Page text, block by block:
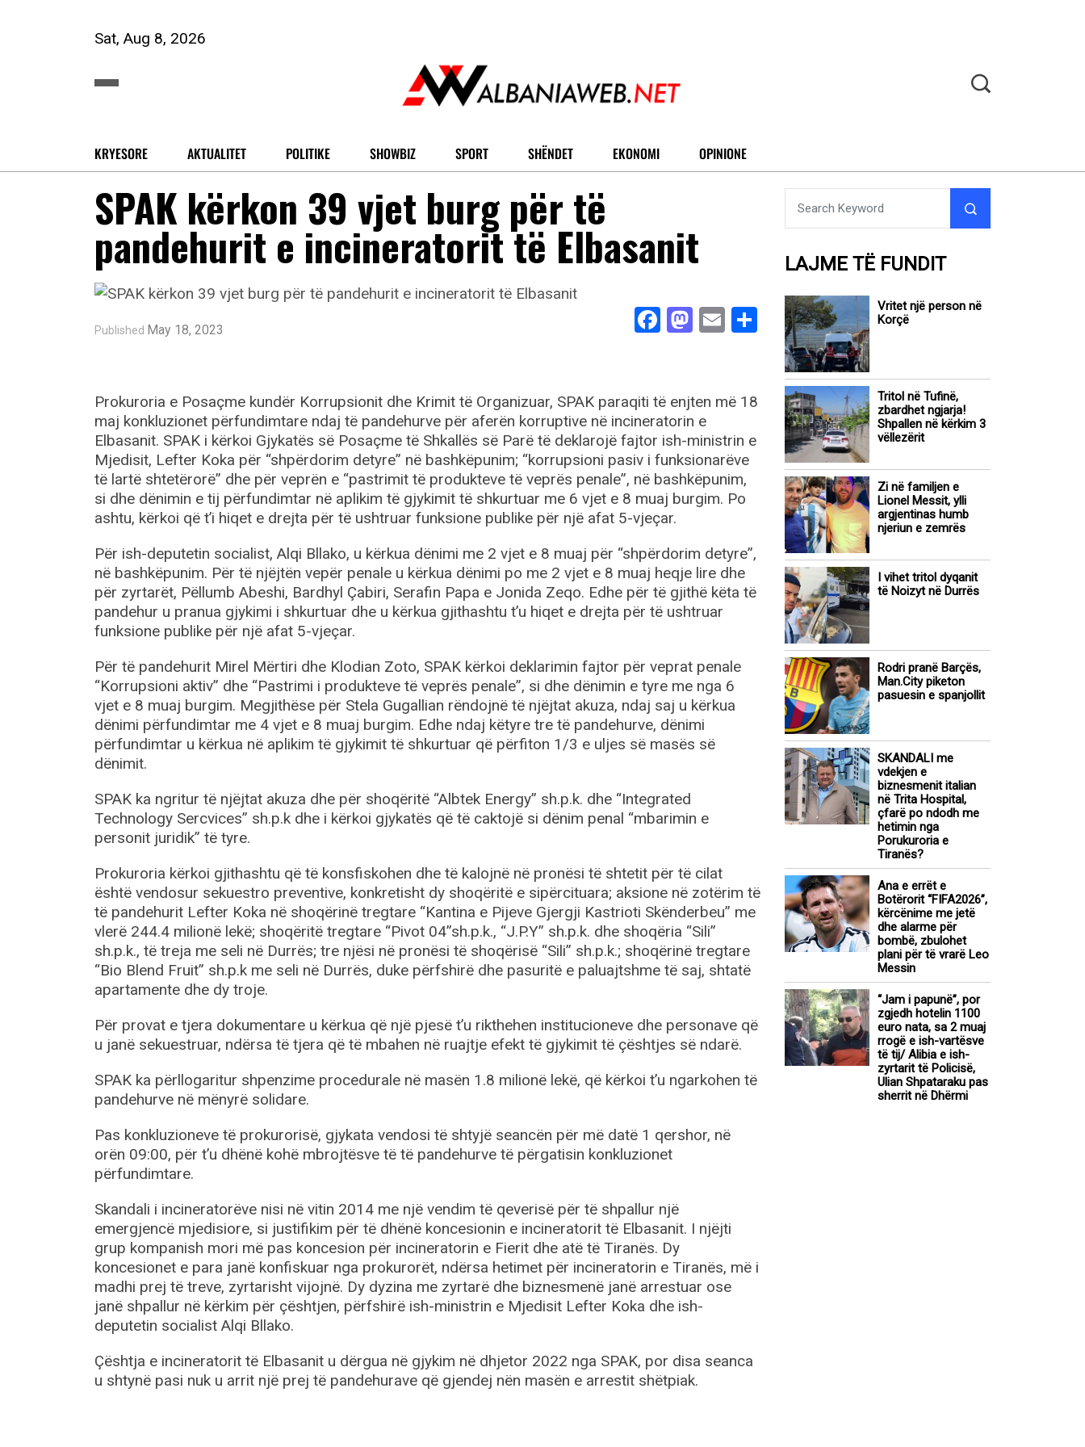
Sat, Aug 8, 2026
KRYESORE AKTUALITET POLITIKE SHOWBIZ SPORT SHËNDET EKONOMI OPINIONE
SPAK kërkon 39 vjet burg për të
pandehurit e incineratorit të Elbasanit
Published May 18, 2023 Facebook
Mastodon
EmailShare
Prokuroria e Posaçme kundër Korrupsionit dhe Krimit të Organizuar, SPAK paraqiti të enjten më 18
maj konkluzionet përfundimtare ndaj të pandehurve për aferën korruptive në incineratorin e
Elbasanit. SPAK i kërkoi Gjykatës së Posaçme të Shkallës së Parë të deklarojë fajtor ish-ministrin e
Mjedisit, Lefter Koka për “shpërdorim detyre” në bashkëpunim; “korrupsioni pasiv i funksionarëve
të lartë shtetërorë” dhe për veprën e “pastrimit të produkteve të veprës penale”, në bashkëpunim,
si dhe dënimin e tij përfundimtar në aplikim të gjykimit të shkurtuar me 6 vjet e 8 muaj burgim. Po
ashtu, kërkoi që t’i hiqet e drejta për të ushtruar funksione publike për një afat 5-vjeçar.
Për ish-deputetin socialist, Alqi Bllako, u kërkua dënimi me 2 vjet e 8 muaj për “shpërdorim detyre”,
në bashkëpunim. Për të njëjtën vepër penale u kërkua dënimi po me 2 vjet e 8 muaj heqje lire dhe
për zyrtarët, Pëllumb Abeshi, Bardhyl Çabiri, Serafin Papa e Jonida Zeqo. Edhe për të gjithë këta të
pandehur u pranua gjykimi i shkurtuar dhe u kërkua gjithashtu t’u hiqet e drejta për të ushtruar
funksione publike për një afat 5-vjeçar.
Për të pandehurit Mirel Mërtiri dhe Klodian Zoto, SPAK kërkoi deklarimin fajtor për veprat penale
“Korrupsioni aktiv” dhe “Pastrimi i produkteve të veprës penale”, si dhe dënimin e tyre me nga 6
vjet e 8 muaj burgim. Megjithëse për Stela Gugallian rëndojnë të njëjtat akuza, ndaj saj u kërkua
dënimi përfundimtar me 4 vjet e 8 muaj burgim. Edhe ndaj këtyre tre të pandehurve, dënimi
përfundimtar u kërkua në aplikim të gjykimit të shkurtuar që përfiton 1/3 e uljes së masës së
dënimit.
SPAK ka ngritur të njëjtat akuza dhe për shoqëritë “Albtek Energy” sh.p.k. dhe “Integrated
Technology Sercvices” sh.p.k dhe i kërkoi gjykatës që të caktojë si dënim penal “mbarimin e
personit juridik” të tyre.
Prokuroria kërkoi gjithashtu që të konsfiskohen dhe të kalojnë në pronësi të shtetit për të cilat
është vendosur sekuestro preventive, konkretisht dy shoqëritë e sipërcituara; aksione në zotërim të
të pandehurit Lefter Koka në shoqërinë tregtare “Kantina e Pijeve Gjergji Kastrioti Skënderbeu” me
vlerë 244.4 milionë lekë; shoqëritë tregtare “Pivot 04”sh.p.k., “J.P.Y” sh.p.k. dhe shoqëria “Sili”
sh.p.k., të treja me seli në Durrës; tre njësi në pronësi të shoqërisë “Sili” sh.p.k.; shoqërinë tregtare
“Bio Blend Fruit” sh.p.k me seli në Durrës, duke përfshirë dhe pasuritë e paluajtshme të saj, shtatë
apartamente dhe dy troje.
Për provat e tjera dokumentare u kërkua që një pjesë t’u rikthehen institucioneve dhe personave që
u janë sekuestruar, ndërsa të tjera që të mbahen në ruajtje efekt të gjykimit të çështjes së ndarë.
SPAK ka përllogaritur shpenzime procedurale në masën 1.8 milionë lekë, që kërkoi t’u ngarkohen të
pandehurve në mënyrë solidare.
Pas konkluzioneve të prokurorisë, gjykata vendosi të shtyjë seancën për më datë 1 qershor, në
orën 09:00, për t’u dhënë kohë mbrojtësve të të pandehurve të përgatisin konkluzionet
përfundimtare.
Skandali i incineratorëve nisi në vitin 2014 me një vendim të qeverisë për të shpallur një
emergjencë mjedisiore, si justifikim për të dhënë koncesionin e incineratorit të Elbasanit. I njëjti
grup kompanish mori më pas koncesion për incineratorin e Fierit dhe atë të Tiranës. Dy
koncesionet e para janë konfiskuar nga prokurorët, ndërsa hetimet për incineratorin e Tiranës, më i
madhi prej të treve, zyrtarisht vijojnë. Dy dyzina me zyrtarë dhe biznesmenë janë arrestuar ose
janë shpallur në kërkim për çështjen, përfshirë ish-ministrin e Mjedisit Lefter Koka dhe ish-
deputetin socialist Alqi Bllako.
Çështja e incineratorit të Elbasanit u dërgua në gjykim në dhjetor 2022 nga SPAK, por disa seanca
u shtynë pasi nuk u arrit një prej të pandehurave që gjendej nën masën e arrestit shëtpiak.
LAJME TË FUNDIT
Vritet një person në
Korçë
Tritol në Tufinë,
zbardhet ngjarja!
Shpallen në kërkim 3
vëllezërit
Zi në familjen e
Lionel Messit, ylli
argjentinas humb
njeriun e zemrës
I vihet tritol dyqanit
të Noizyt në Durrës
Rodri pranë Barçës,
Man.City piketon
pasuesin e spanjollit
SKANDALI me
vdekjen e
biznesmenit italian
në Trita Hospital,
çfarë po ndodh me
hetimin nga
Porukuroria e
Tiranës?
Ana e errët e
Botërorit “FIFA2026”,
kërcënime me jetë
dhe alarme për
bombë, zbulohet
plani për të vrarë Leo
Messin
“Jam i papunë”, por
zgjedh hotelin 1100
euro nata, sa 2 muaj
rrogë e ish-vartësve
të tij/ Alibia e ish-
zyrtarit të Policisë,
Ulian Shpataraku pas
sherrit në Dhërmi